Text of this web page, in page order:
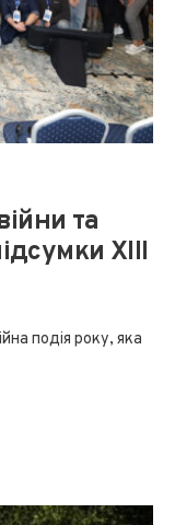
та
XIII
подія року, яка